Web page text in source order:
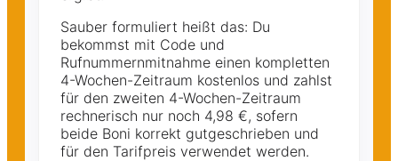
Sauber formuliert heißt das: Du
bekommst mit Code und
Rufnummernmitnahme einen kompletten
4-Wochen-Zeitraum kostenlos und zahlst
für den zweiten 4-Wochen-Zeitraum
rechnerisch nur noch 4,98 €, sofern
beide Boni korrekt gutgeschrieben und
für den Tarifpreis verwendet werden.